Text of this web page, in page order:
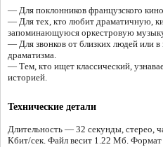
— Для поклонников французского
— Для тех, кто любит драматичную,
запоминающуюся оркестровую
— Для звонков от близких людей или
драматизма.
— Тем, кто ищет классический,
историей.
Технические детали
Длительность — 32 секунды, стерео,
Кбит/сек. Файл весит 1.22 Мб.